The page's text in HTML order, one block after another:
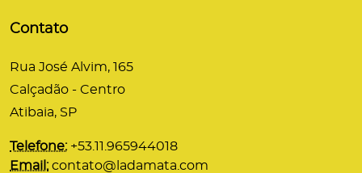
Contato
Rua José Alvim, 165
Calçadão - Centro
Atibaia, SP
Telefone: +53.11.965944018
Email: contato@ladamata.com